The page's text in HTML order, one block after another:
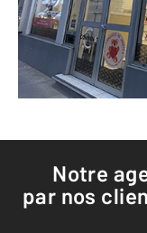
Notre
par nos